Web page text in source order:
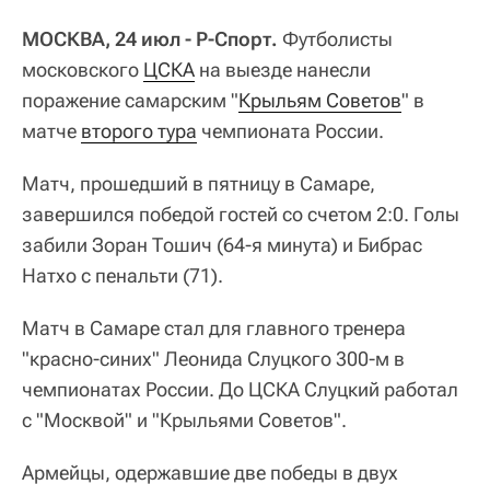
МОСКВА, 24 июл - Р-Спорт. Футболисты
московского ЦСКА на выезде нанесли
поражение самарским "Крыльям Советов" в
матче второго тура чемпионата России.
Матч, прошедший в пятницу в Самаре,
завершился победой гостей со счетом 2:0. Голы
забили Зоран Тошич (64-я минута) и Бибрас
Натхо с пенальти (71).
Матч в Самаре стал для главного тренера
"красно-синих" Леонида Слуцкого 300-м в
чемпионатах России. До ЦСКА Слуцкий работал
с "Москвой" и "Крыльями Советов".
Армейцы, одержавшие две победы в двух